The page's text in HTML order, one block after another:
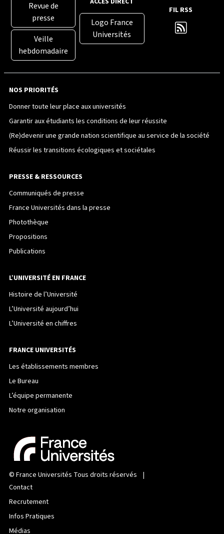
Revue de
presse
Veille
hebdomadaire
Logo France
Universités
FIL RSS
NOS PRIORITÉS
Donner toute leur place aux universités
Garantir aux étudiants les conditions de leur réussite
(Re)devenir une grande nation scientifique au service de la société
Réussir les transitions écologiques et sociétales
PRESSE & RESSOURCES
Communiqués de presse
France Universités dans la presse
Photothèque
Propositions
Publications
L’UNIVERSITÉ EN FRANCE
Histoire de l’Université
L’Université aujourd’hui
L’Université en chiffres
FRANCE UNIVERSITÉS
Les établissements membres
Le Bureau
L’équipe permanente
Notre organisation
© France Universités Tous droits réservés |
Contact
Recrutement
Infos Pratiques
Médias